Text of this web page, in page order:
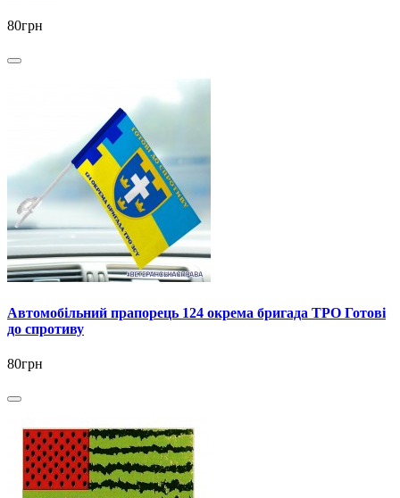
80грн
Автомобільний прапорець 124 окрема бригада ТРО Готові
до спротиву
80грн